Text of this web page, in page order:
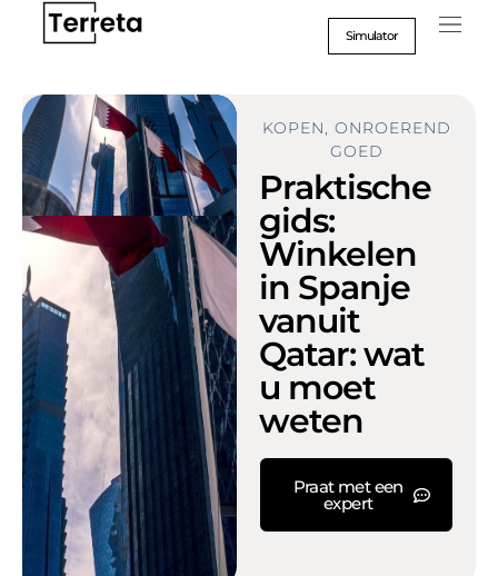
Simulator
KOPEN, ONROEREND
GOED
Praktische
gids:
Winkelen
in Spanje
vanuit
Qatar: wat
u moet
weten
Praat met een
expert